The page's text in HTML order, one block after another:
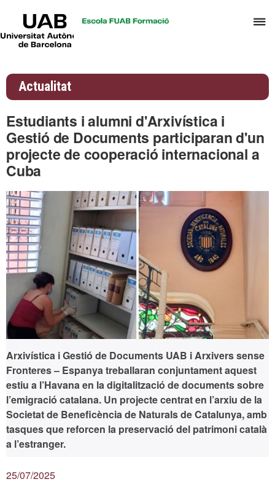
el
Universitat
Actualitat
Estudiants i alumni d'Arxivística i
Gestió de Documents participaran d'un
projecte de cooperació internacional a
Cuba
Arxivística i Gestió de Documents UAB i Arxivers sense
Fronteres – Espanya treballaran conjuntament aquest
estiu a l’Havana en la digitalització de documents sobre
l’emigració catalana. Un projecte centrat en l’arxiu de la
Societat de Beneficència de Naturals de Catalunya, amb
tasques que reforcen la preservació del patrimoni català
a l’estranger.
25/07/2025